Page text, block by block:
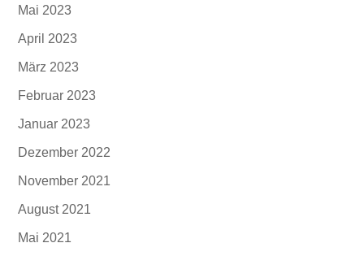
Mai 2023
April 2023
März 2023
Februar 2023
Januar 2023
Dezember 2022
November 2021
August 2021
Mai 2021